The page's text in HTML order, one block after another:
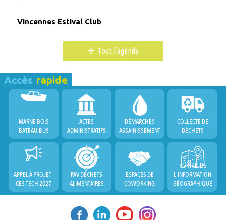
Vincennes Estival Club
+ Tout l'agenda
Accès rapide
MARNE BOIS
BATEAU-BUS
ACTES
ADMINISTRATIFS
DÉMARCHES
ASSAINISSEMENT
COLLECTE DE
DÉCHETS
APPEL À PROJET -
CES TECH 2027
PAV DÉCHETS
ALIMENTAIRES
ESPACES DE
COWORKING
PORTAIL DE
L'INFORMATION
GÉOGRAPHIQUE